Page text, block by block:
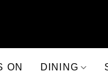
ON DINING